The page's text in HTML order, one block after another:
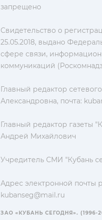
запрещено
Свидетельство о
25.05.2018, выдано
сфере связи,
коммуникаций
Главный редактор
Александровна, почта:
Главный редактор газеты
Андрей Михайлович
Учредитель СМИ "Кубань
Адрес электронной почты
kubanseg@mail.ru
ЗАО «КУБАНЬ СЕГОДНЯ». (1996-